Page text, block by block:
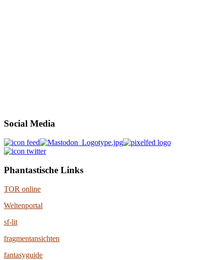
Social Media
Phantastische Links
TOR online
Weltenportal
sf-lit
fragmentansichten
fantasyguide